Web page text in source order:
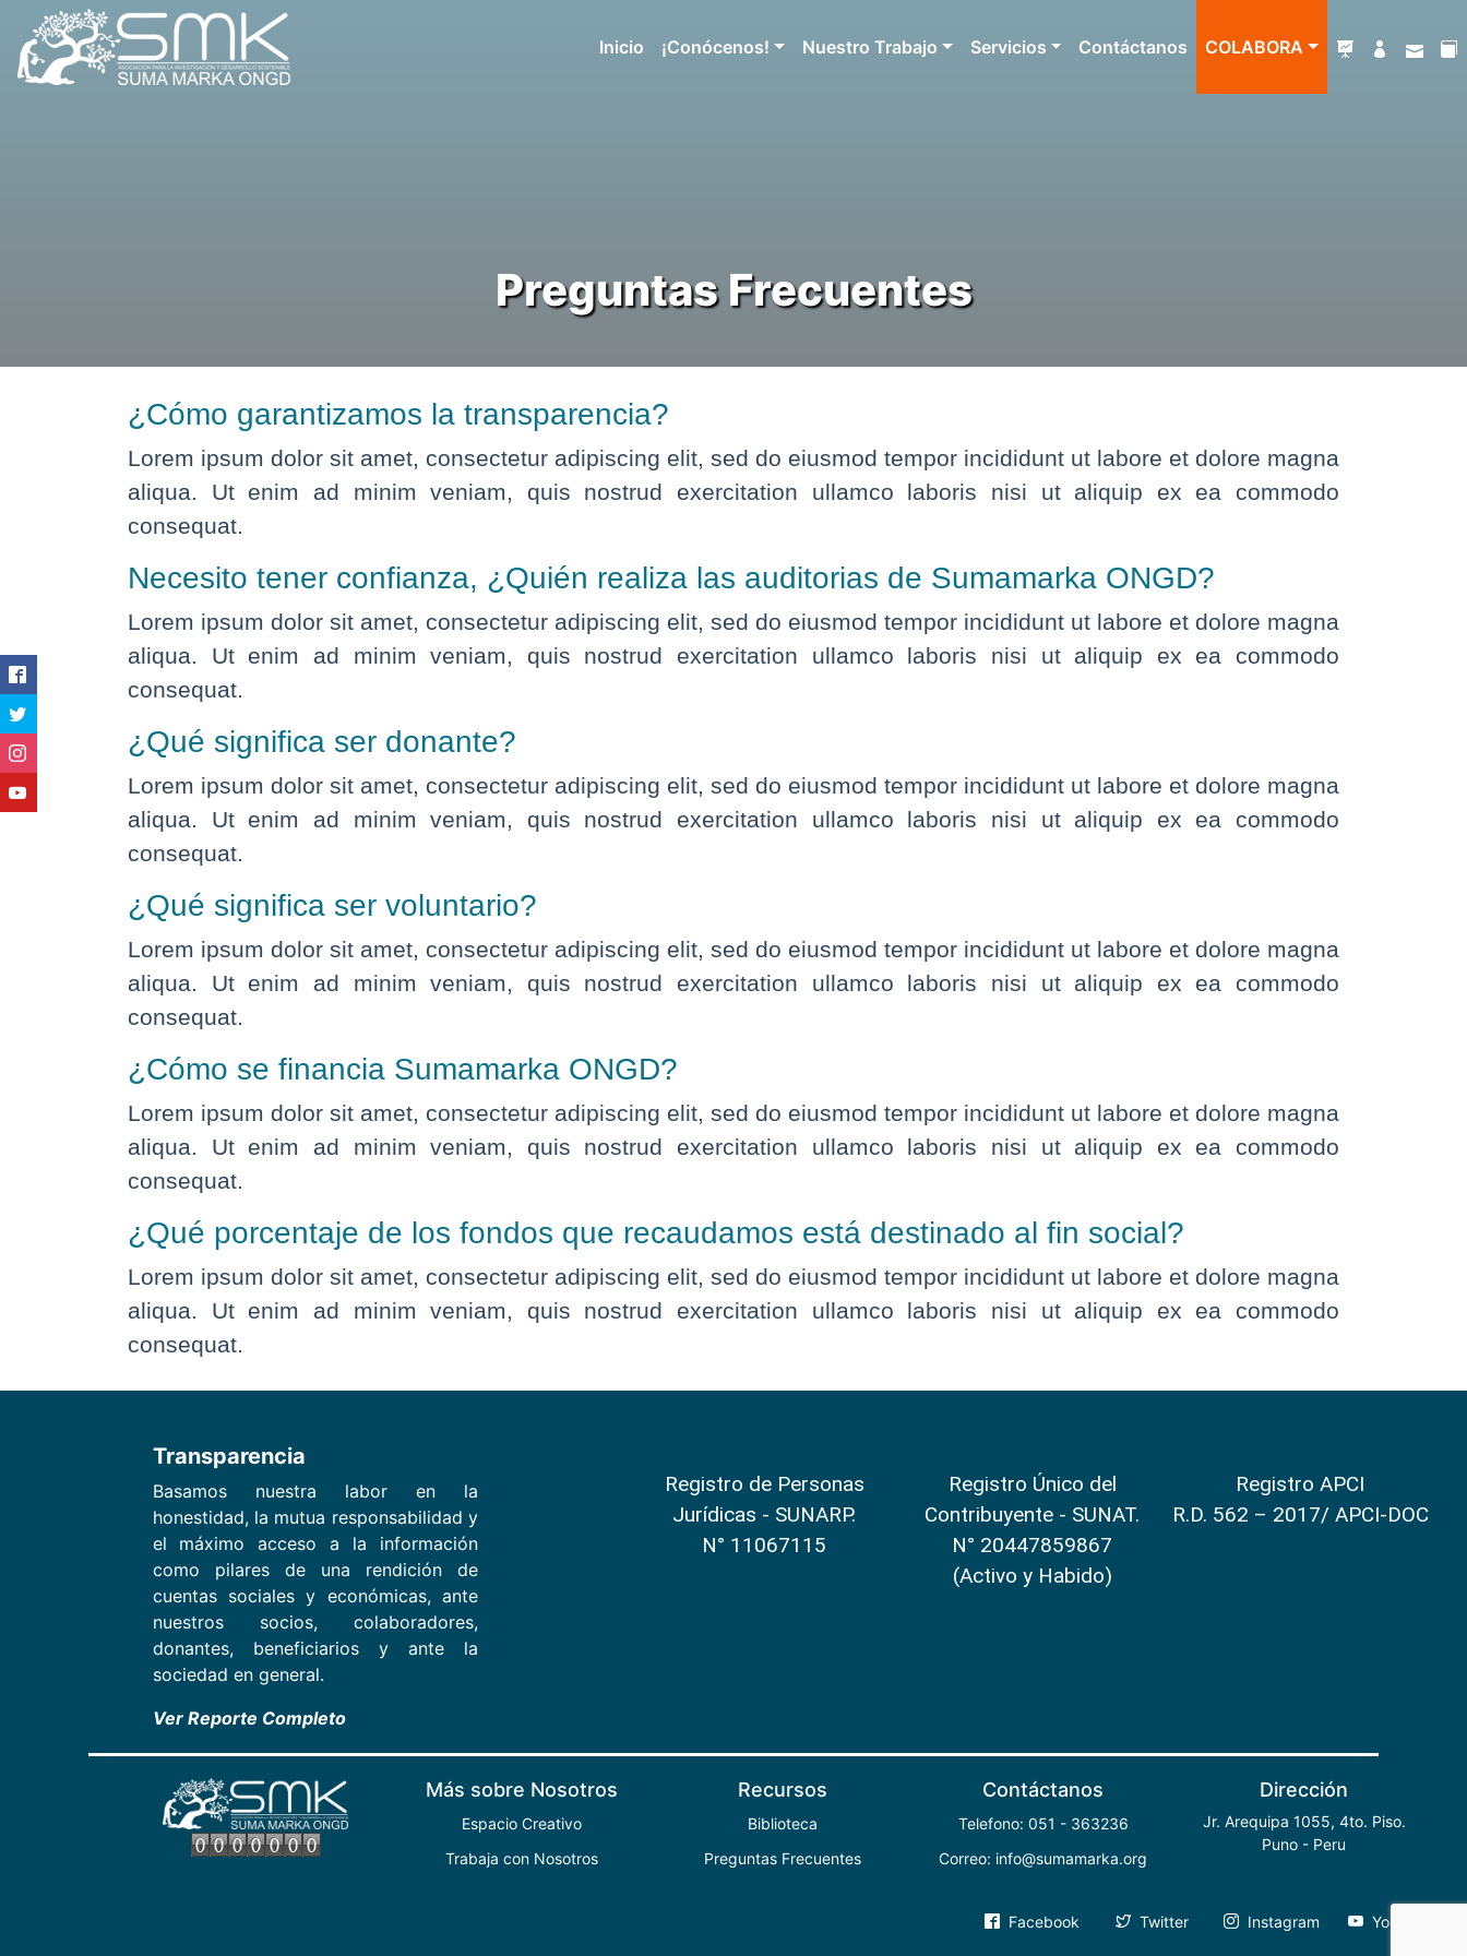
Inicio ¡Conócenos! Nuestro Trabajo Servicios Contáctanos COLABORA
Preguntas Frecuentes
¿Cómo garantizamos la transparencia?
Lorem ipsum dolor sit amet, consectetur adipiscing elit, sed do eiusmod tempor incididunt ut labore et dolore magna
aliqua. Ut enim ad minim veniam, quis nostrud exercitation ullamco laboris nisi ut aliquip ex ea commodo
consequat.
Necesito tener confianza, ¿Quién realiza las auditorias de Sumamarka ONGD?
Lorem ipsum dolor sit amet, consectetur adipiscing elit, sed do eiusmod tempor incididunt ut labore et dolore magna
aliqua. Ut enim ad minim veniam, quis nostrud exercitation ullamco laboris nisi ut aliquip ex ea commodo
consequat.
¿Qué significa ser donante?
Lorem ipsum dolor sit amet, consectetur adipiscing elit, sed do eiusmod tempor incididunt ut labore et dolore magna
aliqua. Ut enim ad minim veniam, quis nostrud exercitation ullamco laboris nisi ut aliquip ex ea commodo
consequat.
¿Qué significa ser voluntario?
Lorem ipsum dolor sit amet, consectetur adipiscing elit, sed do eiusmod tempor incididunt ut labore et dolore magna
aliqua. Ut enim ad minim veniam, quis nostrud exercitation ullamco laboris nisi ut aliquip ex ea commodo
consequat.
¿Cómo se financia Sumamarka ONGD?
Lorem ipsum dolor sit amet, consectetur adipiscing elit, sed do eiusmod tempor incididunt ut labore et dolore magna
aliqua. Ut enim ad minim veniam, quis nostrud exercitation ullamco laboris nisi ut aliquip ex ea commodo
consequat.
¿Qué porcentaje de los fondos que recaudamos está destinado al fin social?
Lorem ipsum dolor sit amet, consectetur adipiscing elit, sed do eiusmod tempor incididunt ut labore et dolore magna
aliqua. Ut enim ad minim veniam, quis nostrud exercitation ullamco laboris nisi ut aliquip ex ea commodo
consequat.
Transparencia
Basamos nuestra labor en la
honestidad, la mutua responsabilidad y
el máximo acceso a la información
como pilares de una rendición de
cuentas sociales y económicas, ante
nuestros socios, colaboradores,
donantes, beneficiarios y ante la
sociedad en general.
Ver Reporte Completo
Registro de Personas
Jurídicas - SUNARP.
N° 11067115
Registro Único del
Contribuyente - SUNAT.
N° 20447859867
(Activo y Habido)
Registro APCI
R.D. 562 – 2017/ APCI-DOC
Dirección
Jr. Arequipa 1055, 4to. Piso.
Puno - Peru
Más sobre Nosotros
Espacio Creativo
Trabaja con Nosotros
Recursos
Biblioteca
Preguntas Frecuentes
Contáctanos
Telefono: 051 - 363236
Correo: info@sumamarka.org
Facebook Twitter Instagram YouTube